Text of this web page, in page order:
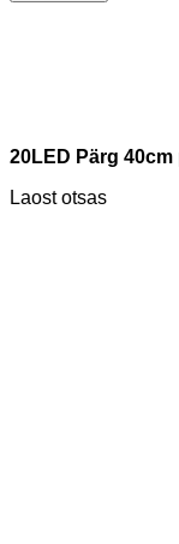
20LED Pärg
Laost otsas